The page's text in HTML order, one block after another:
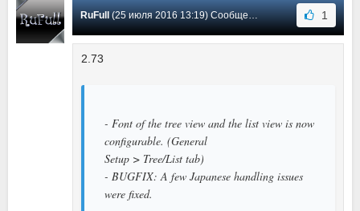
RuFull (25 июля 2016 13:19) Сообщение #92 1
2.73
- Font of the tree view and the list view is now
configurable. (General
Setup > Tree/List tab)
- BUGFIX: A few Japanese handling issues
were fixed.